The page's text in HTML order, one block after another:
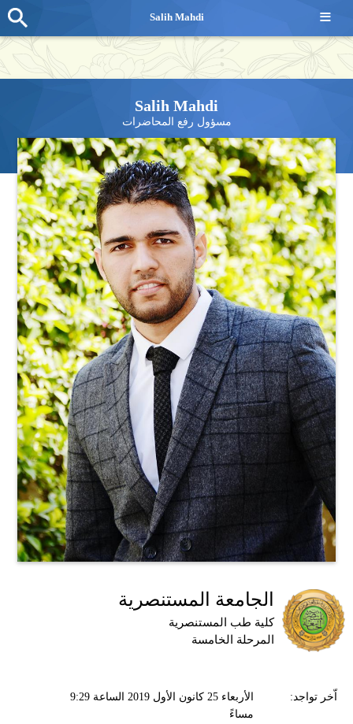
Salih Mahdi
مسؤول رفع المحاضرات
الجامعة المستنصرية
كلية طب المستنصرية
المرحلة الخامسة
اّخر تواجد:
الأربعاء 25 كانون الأول 2019 الساعة 9:29
مساءً
≡
Salih Mahdi